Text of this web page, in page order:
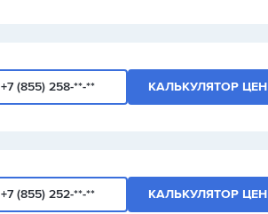
+7 (855) 258-**-** КАЛЬКУЛЯТОР ЦЕН
+7 (855) 252-**-** КАЛЬКУЛЯТОР ЦЕН